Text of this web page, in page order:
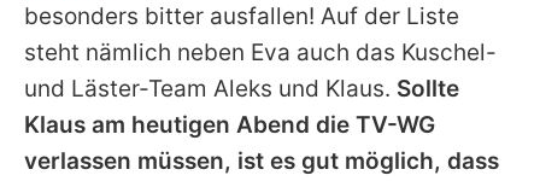
Nutzungsbedingungen
Utiq verwalten
besonders bitter ausfallen! Auf der Liste
steht nämlich neben Eva auch das Kuschel-
und Läster-Team Aleks und Klaus. Sollte
Klaus am heutigen Abend die TV-WG
verlassen müssen, ist es gut möglich, dass